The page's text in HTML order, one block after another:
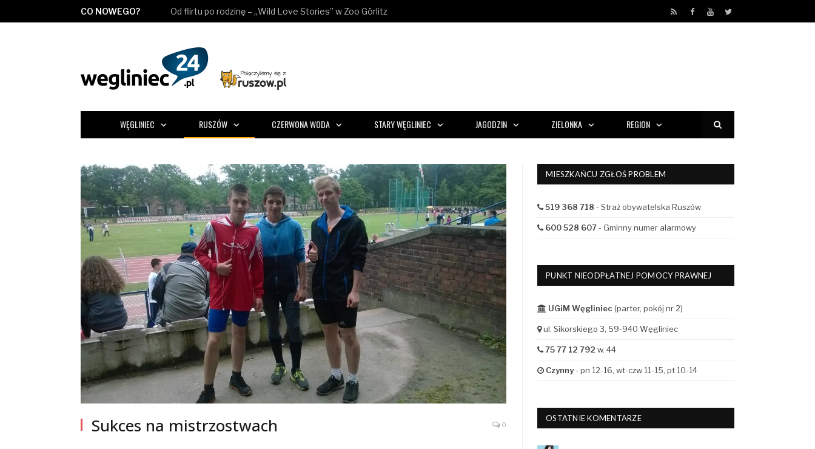
CO NOWEGO? Od flirtu po rodzinę – „Wild Love Stories” w Zoo Görlitz RSS Facebook
YouTube
Twitter
WĘGLINIEC RUSZÓW CZERWONA WODA STARY WĘGLINIEC JAGODZIN ZIELONKA REGION
Sukces na mistrzostwach 0
MIESZKAŃCU ZGŁOŚ PROBLEM
519 368 718 - Straż obywatelska Ruszów
600 528 607- Gminny numer alarmowy
PUNKT NIEODPŁATNEJ POMOCY PRAWNEJ
UGiM Węgliniec (parter, pokój nr 2)
ul. Sikorskiego 3, 59-940 Węgliniec
75 77 12 792 w. 44
Czynny- pn 12-16, wt-czw 11-15, pt 10-14
OSTATNIE KOMENTARZE